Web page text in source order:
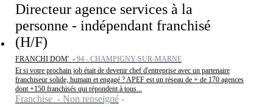
Directeur agence services à la
personne - indépendant franchisé
(H/F)
FRANCHI DOM' - 94 - CHAMPIGNY-SUR-MARNE
Et si votre prochain job était de devenir chef d'entreprise avec un partenaire
franchiseur solide, humain et engagé ? APEF est un réseau de + de 170 agences
dont +150 franchisés qui répondent à tous...
Franchise - Non renseigné